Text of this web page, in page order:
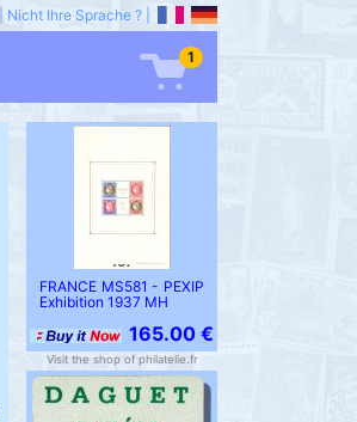
Nicht Ihre Sprache ?
1
FRANCE MS581 - PEXIP
Exhibition 1937 MH
165.00 €
Visit the shop of philatelie.fr